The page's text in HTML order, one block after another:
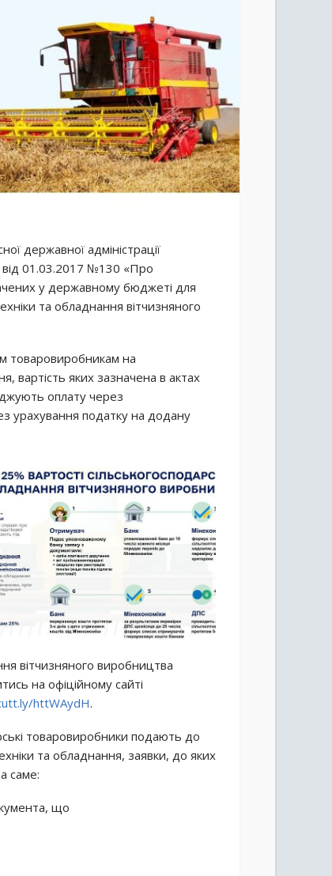
державної адміністрації
від 01.03.2017 №130 «Про
у державному бюджеті для
та обладнання вітчизняного
товаровиробникам на
вартість яких зазначена в актах
оплату через
урахування податку на додану
вітчизняного виробництва
на офіційному сайті
httWAydH.
товаровиробники подають до
та обладнання, заявки, до яких
саме:
що